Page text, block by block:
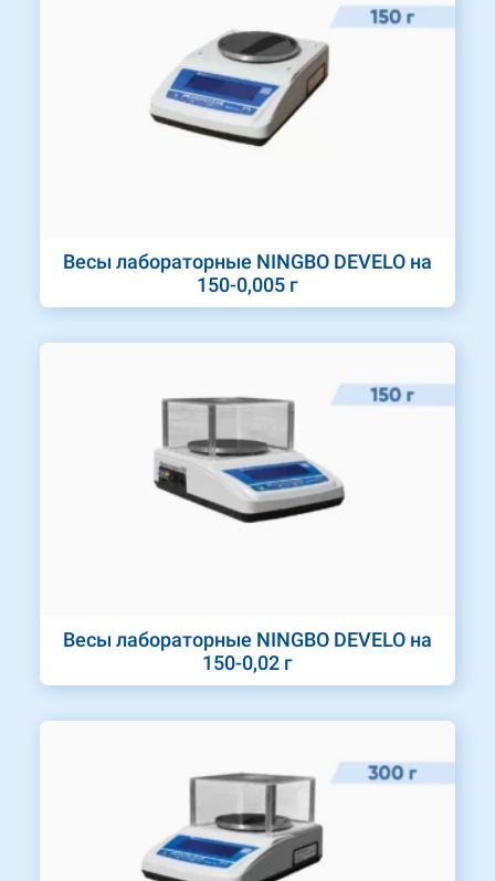
Весы лабораторные NINGBO DEVELO на
150-0,005 г
Весы лабораторные NINGBO DEVELO на
150-0,02 г